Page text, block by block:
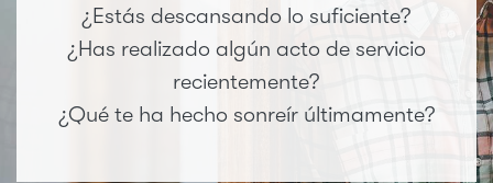
¿Estás descansando lo suficiente?
¿Has realizado algún acto de servicio
recientemente?
¿Qué te ha hecho sonreír últimamente?